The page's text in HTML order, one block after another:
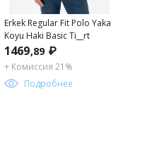
Erkek Regular Fit Polo Yaka
Koyu Haki Basic Ti__rt
1469,89 ₽
+ Комиссия 21%
Подробнее